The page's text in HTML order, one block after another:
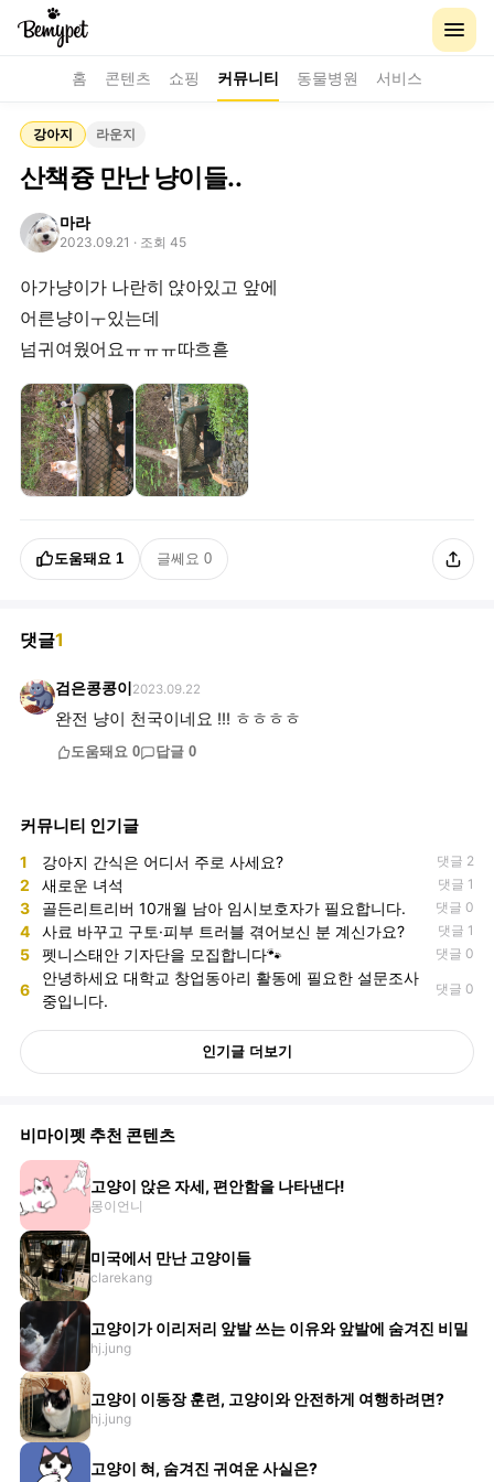
홈 콘텐츠 쇼핑 커뮤니티 동물병원 서비스
강아지 라운지
산책즁 만난 냥이들..
마라
2023.09.21 · 조회 45
아가냥이가 나란히 앉아있고 앞에
어른냥이ㅜ있는데
넘귀여웠어요ㅠㅠㅠ따흐흗
도움돼요 1 글쎄요 0
댓글1
검은콩콩이 2023.09.22
완전 냥이 천국이네요 !!! ㅎㅎㅎㅎ
도움돼요 0 답글 0
커뮤니티 인기글
1 강아지 간식은 어디서 주로 사세요? 댓글 2
2 새로운 녀석 댓글 1
3 골든리트리버 10개월 남아 임시보호자가 필요합니다. 댓글 0
4 사료 바꾸고 구토·피부 트러블 겪어보신 분 계신가요? 댓글 1
5 펫니스태안 기자단을 모집합니다🐾 댓글 0
6
안녕하세요 대학교 창업동아리 활동에 필요한 설문조사
중입니다.
댓글 0
인기글 더보기
비마이펫 추천 콘텐츠
고양이 앉은 자세, 편안함을 나타낸다!
몽이언니
미국에서 만난 고양이들
clarekang
고양이가 이리저리 앞발 쓰는 이유와 앞발에 숨겨진 비밀
hj.jung
고양이 이동장 훈련, 고양이와 안전하게 여행하려면?
hj.jung
고양이 혀, 숨겨진 귀여운 사실은?